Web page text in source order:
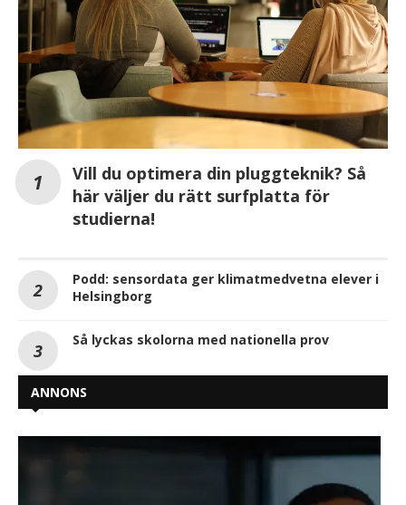
Vill du optimera din pluggteknik? Så
här väljer du rätt surfplatta för
studierna!
Podd: sensordata ger klimatmedvetna elever i
Helsingborg
Så lyckas skolorna med nationella prov
ANNONS